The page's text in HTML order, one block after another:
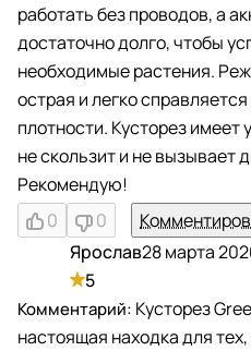
работать без проводов, а
достаточно долго, чтобы
необходимые растения.
острая и легко
плотности. Кусторез имеет
не скользит и не вызывает
Рекомендую!
0
0
Ярослав28 марта
5
Кусторез
настоящая находка для